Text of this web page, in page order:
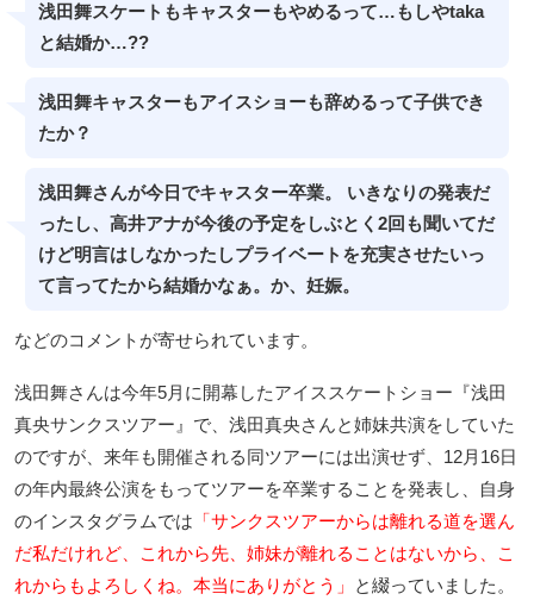
浅田舞スケートもキャスターもやめるって…もしやtaka
と結婚か…??
浅田舞キャスターもアイスショーも辞めるって子供でき
たか？
浅田舞さんが今日でキャスター卒業。 いきなりの発表だ
ったし、高井アナが今後の予定をしぶとく2回も聞いてだ
けど明言はしなかったしプライベートを充実させたいっ
て言ってたから結婚かなぁ。か、妊娠。
などのコメントが寄せられています。
浅田舞さんは今年5月に開幕したアイススケートショー『浅田
真央サンクスツアー』で、浅田真央さんと姉妹共演をしていた
のですが、来年も開催される同ツアーには出演せず、12月16日
の年内最終公演をもってツアーを卒業することを発表し、自身
のインスタグラムでは 「サンクスツアーからは離れる道を選ん
だ私だけれど、これから先、姉妹が離れることはないから、こ
れからもよろしくね。本当にありがとう」
と綴っていました。